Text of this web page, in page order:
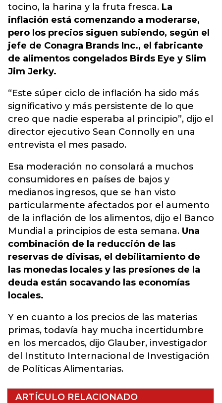
tocino, la harina y la fruta fresca. La
inflación está comenzando a moderarse,
pero los precios siguen subiendo, según el
jefe de Conagra Brands Inc., el fabricante
de alimentos congelados Birds Eye y Slim
Jim Jerky.
“Este súper ciclo de inflación ha sido más
significativo y más persistente de lo que
creo que nadie esperaba al principio”, dijo el
director ejecutivo Sean Connolly en una
entrevista el mes pasado.
Esa moderación no consolará a muchos
consumidores en países de bajos y
medianos ingresos, que se han visto
particularmente afectados por el aumento
de la inflación de los alimentos, dijo el Banco
Mundial a principios de esta semana. Una
combinación de la reducción de las
reservas de divisas, el debilitamiento de
las monedas locales y las presiones de la
deuda están socavando las economías
locales.
Y en cuanto a los precios de las materias
primas, todavía hay mucha incertidumbre
en los mercados, dijo Glauber, investigador
del Instituto Internacional de Investigación
de Políticas Alimentarias.
ARTÍCULO RELACIONADO